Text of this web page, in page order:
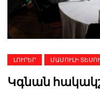
ԼՈՒՐԵՐ ՄԱՄՈՒԼԻ
Կգնան